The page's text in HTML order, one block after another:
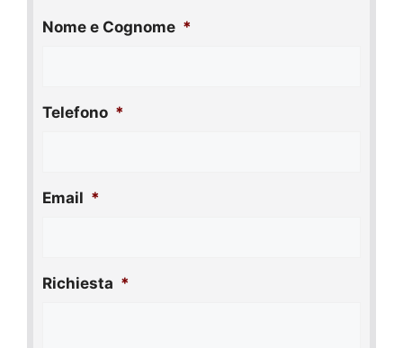
Nome e Cognome *
Telefono *
Email *
Richiesta *